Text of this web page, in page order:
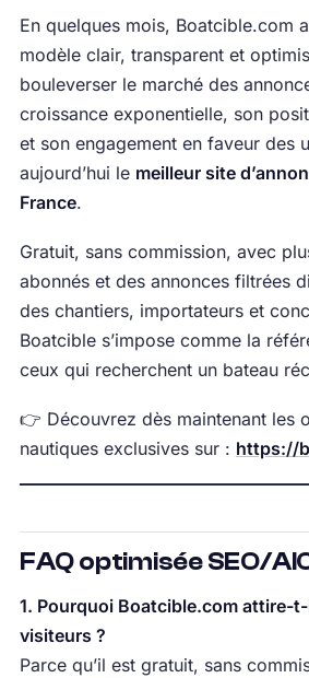
En quelques mois, Boatcible.com
modèle clair, transparent et
bouleverser le marché des
croissance exponentielle, son
et son engagement en faveur des
aujourd’hui le meilleur site
France.
Gratuit, sans commission, avec
abonnés et des annonces filtrées
des chantiers, importateurs et
Boatcible s’impose comme la
ceux qui recherchent un bateau
👉 Découvrez dès maintenant les
nautiques exclusives sur : https://
FAQ optimisée SEO/
1. Pourquoi Boatcible.com attire-
visiteurs ?
Parce qu’il est gratuit, sans